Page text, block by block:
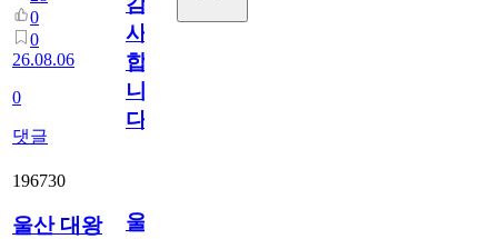
0
0
26.08.06
0
댓글
사
합
니
다
196730
울산 대왕
울